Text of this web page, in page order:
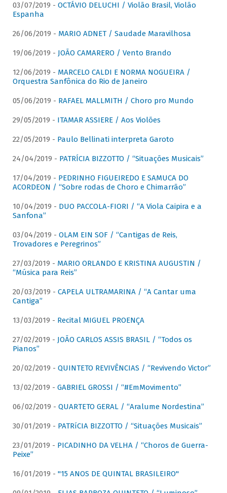
03/07/2019 - OCTÁVIO DELUCHI / Violão Brasil, Violão
Espanha
26/06/2019 - MARIO ADNET / Saudade Maravilhosa
19/06/2019 - JOÃO CAMARERO / Vento Brando
12/06/2019 - MARCELO CALDI E NORMA NOGUEIRA /
Orquestra Sanfônica do Rio de Janeiro
05/06/2019 - RAFAEL MALLMITH / Choro pro Mundo
29/05/2019 - ITAMAR ASSIERE / Aos Violões
22/05/2019 - Paulo Bellinati interpreta Garoto
24/04/2019 - PATRÍCIA BIZZOTTO / “Situações Musicais”
17/04/2019 - PEDRINHO FIGUEIREDO E SAMUCA DO
ACORDEON / “Sobre rodas de Choro e Chimarrão”
10/04/2019 - DUO PACCOLA-FIORI / “A Viola Caipira e a
Sanfona”
03/04/2019 - OLAM EIN SOF / “Cantigas de Reis,
Trovadores e Peregrinos”
27/03/2019 - MARIO ORLANDO E KRISTINA AUGUSTIN /
“Música para Reis”
20/03/2019 - CAPELA ULTRAMARINA / “A Cantar uma
Cantiga”
13/03/2019 - Recital MIGUEL PROENÇA
27/02/2019 - JOÃO CARLOS ASSIS BRASIL / “Todos os
Pianos”
20/02/2019 - QUINTETO REVIVÊNCIAS / “Revivendo Victor”
13/02/2019 - GABRIEL GROSSI / “#EmMovimento”
06/02/2019 - QUARTETO GERAL / “Aralume Nordestina”
30/01/2019 - PATRíCIA BIZZOTTO / “Situações Musicais”
23/01/2019 - PICADINHO DA VELHA / “Choros de Guerra-
Peixe”
16/01/2019 - "15 ANOS DE QUINTAL BRASILEIRO"